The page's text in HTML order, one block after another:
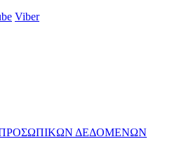
Viber
ΠΡΟΣΩΠΙΚΩΝ ΔΕΔΟΜΕΝΩΝ